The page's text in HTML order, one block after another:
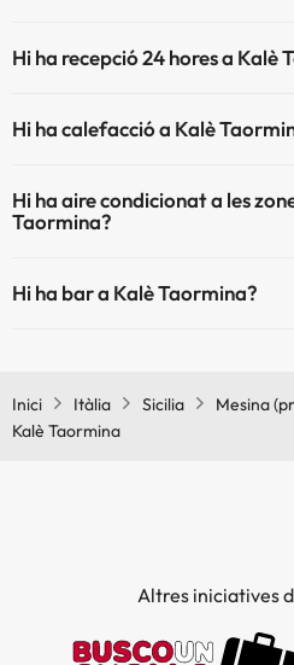
Hi ha recepció 24 hores a Kalè
Hi ha calefacció a Kalè
Hi ha aire condicionat a les
Taormina?
Hi ha bar a Kalè Taormina?
Inici Itàlia Sicilia Mesina
Kalè Taormina
Altres iniciatives